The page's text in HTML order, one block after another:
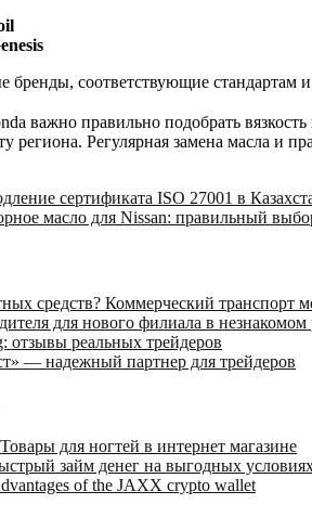
бренды, соответствующие стандартам
важно правильно подобрать
региона. Регулярная замена масла и
сертификата ISO 27001 в
масло для Nissan: правильный
средств? Коммерческий транспорт
для нового филиала в незнакомом
отзывы реальных трейдеров
— надежный партнер для трейдеров
Товары для ногтей в интернет магазине
займ денег на выгодных
of the JAXX crypto wallet